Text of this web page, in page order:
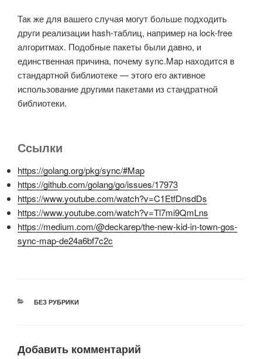
Так же для вашего случая могут больше подходить
други реализации hash-таблиц, например на lock-free
алгоритмах. Подобные пакеты были давно, и
единственная причина, почему sync.Map находится в
стандартной библиотеке — этого его активное
использование другими пакетами из стандратной
библиотеки.
Ссылки
https://golang.org/pkg/sync/#Map
https://github.com/golang/go/issues/17973
https://www.youtube.com/watch?v=C1EtfDnsdDs
https://www.youtube.com/watch?v=Tl7mi9QmLns
https://medium.com/@deckarep/the-new-kid-in-town-gos-
sync-map-de24a6bf7c2c
РУБРИКИ
БЕЗ РУБРИКИ
Добавить комментарий